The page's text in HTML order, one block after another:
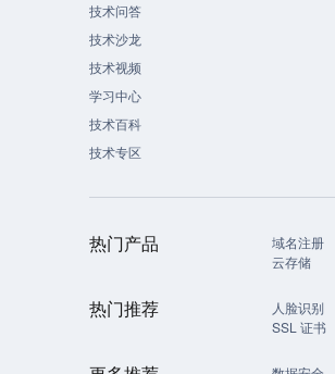
技术问答
技术沙龙
技术视频
学习中心
技术百科
技术专区
热门产品 域名注册
云存储
热门推荐 人脸识别
SSL 证书